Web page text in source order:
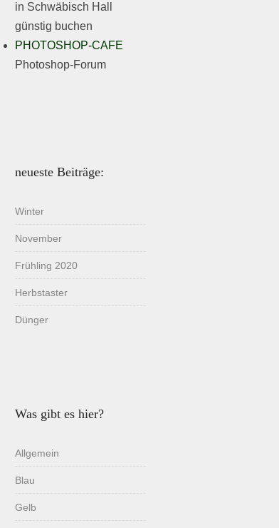
in Schwäbisch Hall
günstig buchen
PHOTOSHOP-CAFE
Photoshop-Forum
neueste Beiträge:
Winter
November
Frühling 2020
Herbstaster
Dünger
Was gibt es hier?
Allgemein
Blau
Gelb